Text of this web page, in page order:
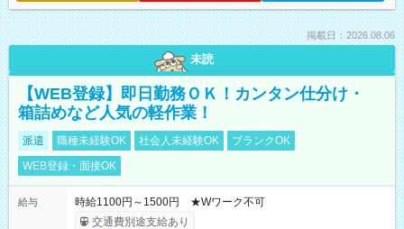
掲載日：2026.08.06
未読
【WEB登録】即日勤務ＯＫ！カンタン仕分け・
箱詰めなど人気の軽作業！
派遣 職種未経験OK 社会人未経験OK
ブランクOK
WEB登録・面接OK
給与
時給1100円～1500円 ★Wワーク不可
交通費別途支給あり